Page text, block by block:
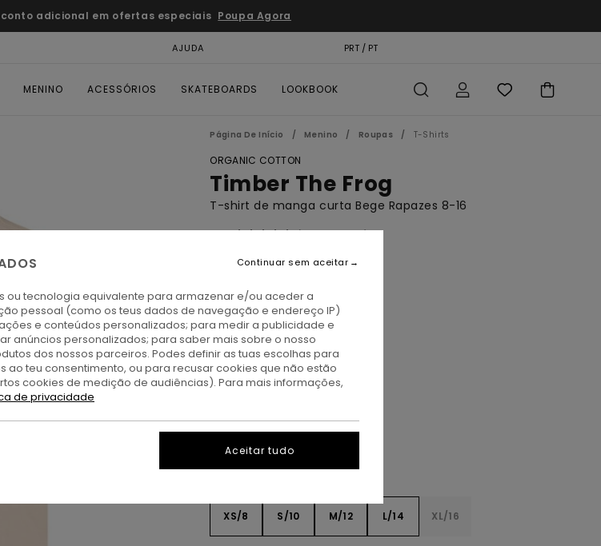
adicional em ofertas especiais Poupa Agora
AJUDA PRT / PT
MENINO ACESSÓRIOS SKATEBOARDS LOOKBOOK
Página De Início Menino Roupas T-Shirts
ORGANIC COTTON
Timber The Frog
T-shirt de manga curta Bege Rapazes 8-16
5.0
ECO-BONUS
€ 15,75
OFERTAS
DUPLA PROMO 10% EXTRA
CorOat Milk
XS/8 S/10 M/12 L/14 XL/16
ou tecnologia equivalente para armazenar e/ou aceder a
pessoal (como os teus dados de navegação e endereço IP)
e conteúdos personalizados; para medir a publicidade e
anúncios personalizados; para saber mais sobre o nosso
dos nossos parceiros. Podes definir as tuas escolhas para
ao teu consentimento, ou para recusar cookies que não estão
cookies de medição de audiências). Para mais informações,
de privacidade
Continuar sem aceitar
Aceitar tudo